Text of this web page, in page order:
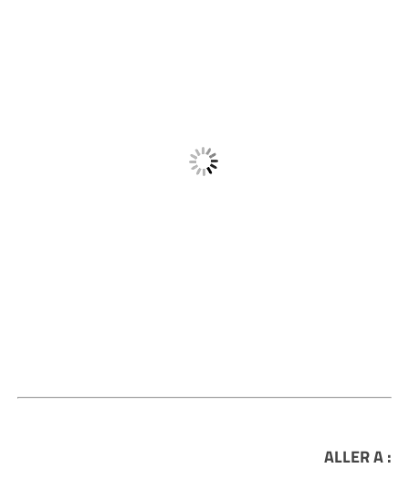
ALLER A :